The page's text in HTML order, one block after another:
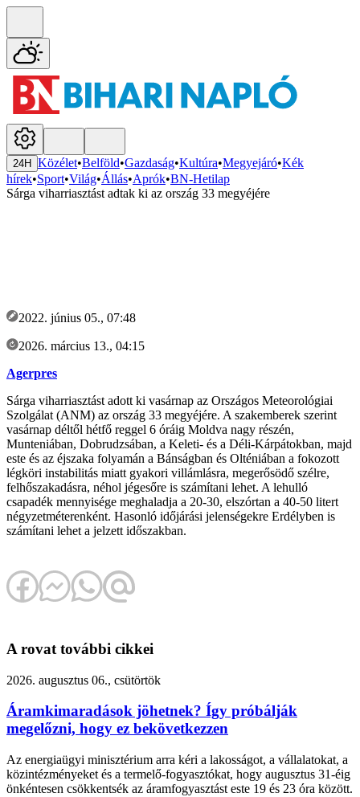
24H Közélet•Belföld•Gazdaság•Kultúra•Megyejáró•Kék
hírek•Sport•Világ•Állás•Aprók•BN-Hetilap
Sárga viharriasztást adtak ki az ország 33 megyéjére
2022. június 05., 07:48
2026. március 13., 04:15
Agerpres
Sárga viharriasztást adott ki vasárnap az Országos Meteorológiai
Szolgálat (ANM) az ország 33 megyéjére. A szakemberek szerint
vasárnap déltől hétfő reggel 6 óráig Moldva nagy részén,
Munteniában, Dobrudzsában, a Keleti- és a Déli-Kárpátokban, majd
este és az éjszaka folyamán a Bánságban és Olténiában a fokozott
légköri instabilitás miatt gyakori villámlásra, megerősödő szélre,
felhőszakadásra, néhol jégesőre is számítani lehet. A lehulló
csapadék mennyisége meghaladja a 20-30, elszórtan a 40-50 litert
négyzetméterenként. Hasonló időjárási jelenségekre Erdélyben is
számítani lehet a jelzett időszakban.
A rovat további cikkei
2026. augusztus 06., csütörtök
Áramkimaradások jöhetnek? Így próbálják
megelőzni, hogy ez bekövetkezzen
Az energiaügyi minisztérium arra kéri a lakosságot, a vállalatokat, a
közintézményeket és a termelő-fogyasztókat, hogy augusztus 31-éig
önkéntesen csökkentsék az áramfogyasztást este 19 és 23 óra között.